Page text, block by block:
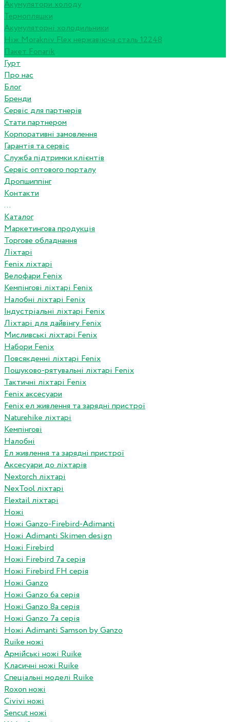
Акумулятори холоду
Термопляшки
Акумуляторні холодильники
Ніж Morakniv Flex нержавіюча сталь 12248
Пакет Fonarik
Гурт
Про нас
Блог
Бренди
Сервіс для партнерів
Стати партнером
Корпоративні замовлення
Гарантія та сервіс
Служба підтримки клієнтів
Сервіс оптового порталу
Дропшиппінг
Контакти
...
Каталог
Маркетингова продукція
Торгове обладнання
Ліхтарі
Fenix ліхтарі
Велофари Fenix
Кемпінгові ліхтарі Fenix
Налобні ліхтарі Fenix
Індустріальні ліхтарі Fenix
Ліхтарі для дайвінгу Fenix
Мисливські ліхтарі Fenix
Набори Fenix
Повсякденні ліхтарі Fenix
Пошуково-рятувальні ліхтарі Fenix
Тактичні ліхтарі Fenix
Fenix аксесуари
Fenix ел живлення та зарядні пристрої
Naturehike ліхтарі
Кемпінгові
Налобні
Ел живлення та зарядні пристрої
Аксесуари до ліхтарів
Nextorch ліхтарі
NexTool ліхтарі
Flextail ліхтарі
Ножі
Ножі Ganzo-Firebird-Adimanti
Ножі Adimanti Skimen design
Ножі Firebird
Ножі Firebird 7а серія
Ножі Firebird FH серія
Ножі Ganzo
Ножі Ganzo 6а серія
Ножі Ganzo 8а серія
Ножі Ganzo 7а серія
Ножі Adimanti Samson by Ganzo
Ruike ножі
Армійські ножі Ruike
Класичні ножі Ruike
Спеціальні моделі Ruike
Roxon ножi
Civivi ножі
Sencut ножі